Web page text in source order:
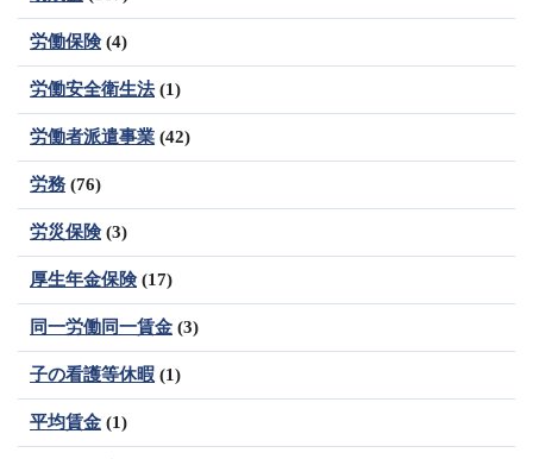
労働保険(4)
労働安全衛生法(1)
労働者派遣事業 (42)
労務 (76)
労災保険(3)
厚生年金保険(17)
同一労働同一賃金 (3)
子の看護等休暇 (1)
平均賃金 (1)